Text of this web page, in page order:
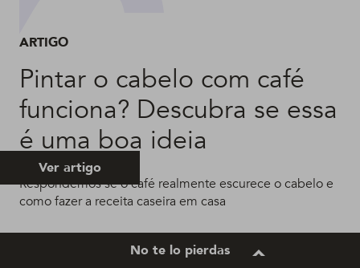
ARTIGO
Pintar o cabelo com café
funciona? Descubra se essa
é uma boa ideia
Respondemos se o café realmente escurece o cabelo e
como fazer a receita caseira em casa
Ver artigo
No te lo pierdas